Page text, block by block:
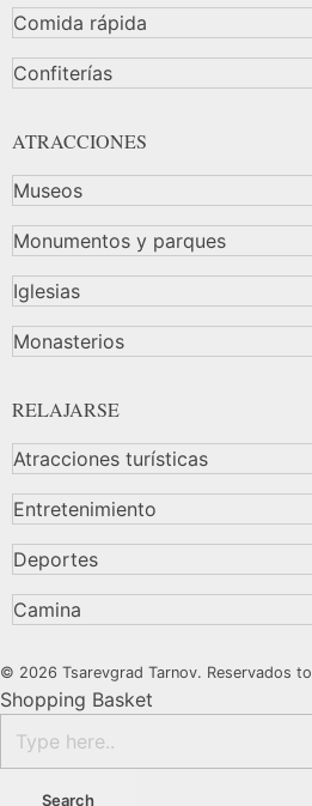
Comida rápida
Confiterías
ATRACCIONES
Museos
Monumentos y parques
Iglesias
Monasterios
RELAJARSE
Atracciones turísticas
Entretenimiento
Deportes
Camina
© 2026 Tsarevgrad Tarnov. Reservados
Shopping Basket